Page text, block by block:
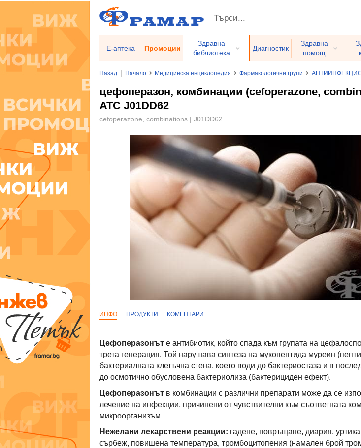
Е-аптека Промоции
Здравна
библиотека
Диагностик
Здравна
помощ
Назад | Начало Медицинска енциклопедия Фармакологични групи
цефоперазон, комбинации (cefoperazone,
ATC J01DD62
cefoperazone, combinations | J01DD62
ИНФО ПРОДУКТИ КОМЕНТАРИ
Цефоперазонът е антибиотик, който спада към групата на
трета генерация. Той нарушава синтеза на мукопептида муреин
бактериалната клетъчна стена, което води до бактериостаза и в
до осмотично обусловена бактериолиза (бактерициден ефект).
Цефоперазонът в комбинации с различни препарати може да се
лечение на инфекции, причинени от чувствителни към съответната
микроорганизъм.
Нежелани лекарствени реакции: гадене, повръщане, диария,
сърбеж, повишена температура, тромбоцитопения (намален брой